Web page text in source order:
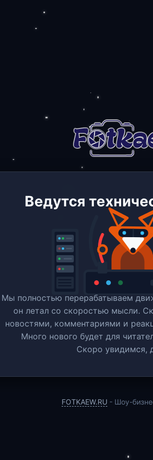
Ведутся
Мы полностью перерабатываем
он летал со скоростью мысли.
новостями, комментариями и
Много нового будет для
Скоро увидимся,
FOTKAEW.RU - Шоу-